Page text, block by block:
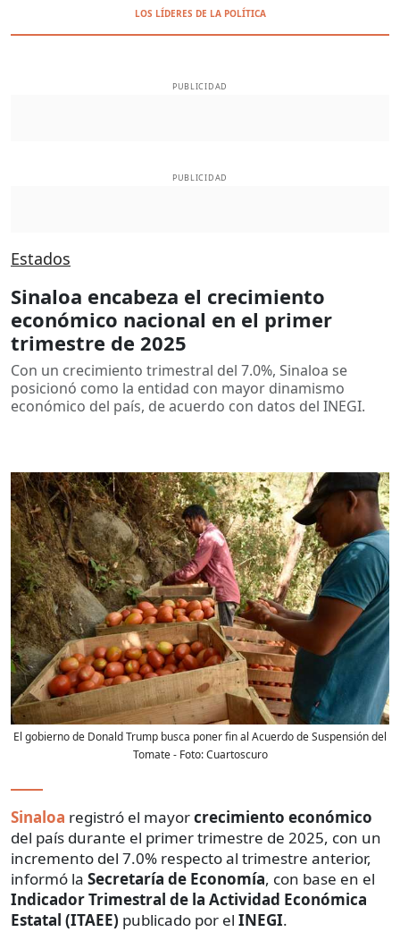
LOS LÍDERES DE LA POLÍTICA
PUBLICIDAD
PUBLICIDAD
Estados
Sinaloa encabeza el crecimiento
económico nacional en el primer
trimestre de 2025
Con un crecimiento trimestral del 7.0%, Sinaloa se
posicionó como la entidad con mayor dinamismo
económico del país, de acuerdo con datos del INEGI.
El gobierno de Donald Trump busca poner fin al Acuerdo de Suspensión del
Tomate- Foto:Cuartoscuro
Sinaloa registró el mayorcrecimiento económico
del país durante el primer trimestre de 2025, con un
incremento del 7.0% respecto al trimestre anterior,
informó la Secretaría de Economía, con base en el
Indicador Trimestral de la Actividad Económica
Estatal (ITAEE) publicado por el INEGI.